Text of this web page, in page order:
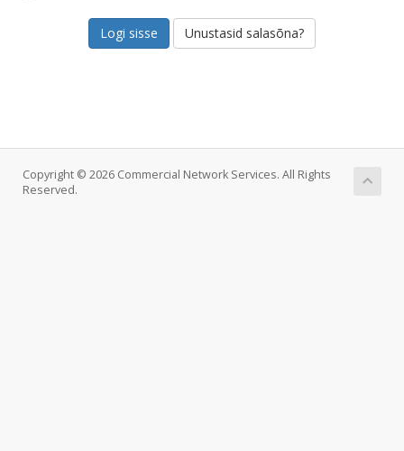
Unustasid salasõna?
Copyright © 2026 Commercial Network Services. All Rights
Reserved.